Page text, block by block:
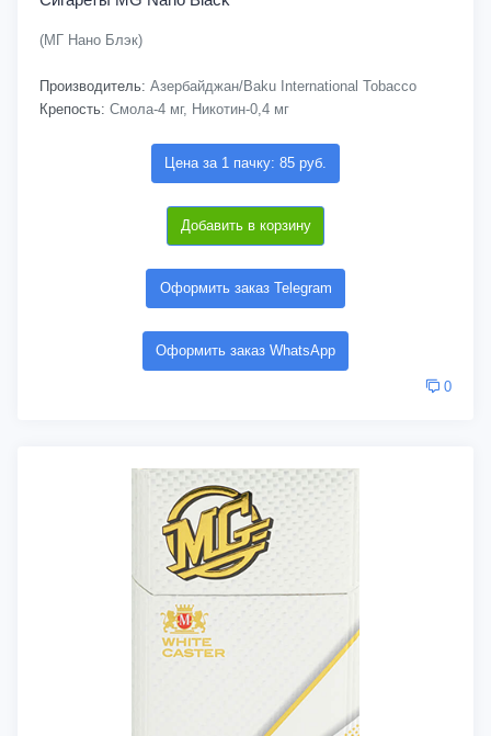
(МГ Нано Блэк)
Производитель: Азербайджан/Baku International Tobacco
Крепость: Смола-4 мг, Никотин-0,4 мг
Цена за 1 пачку: 85 руб.
Добавить в корзину
Оформить заказ Telegram
Оформить заказ WhatsApp
0